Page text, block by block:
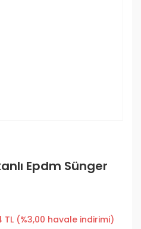
Epdm Sünger
TL (%3,00 havale indirimi)